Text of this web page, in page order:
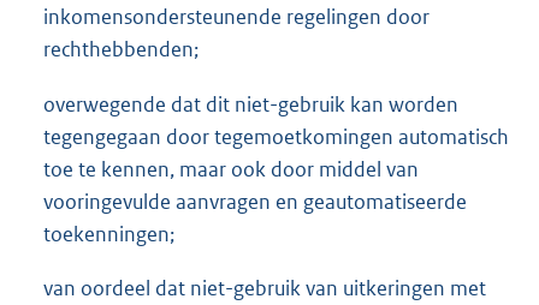
inkomensondersteunende regelingen door
rechthebbenden;
overwegende dat dit niet-gebruik kan worden
tegengegaan door tegemoetkomingen automatisch
toe te kennen, maar ook door middel van
vooringevulde aanvragen en geautomatiseerde
toekenningen;
van oordeel dat niet-gebruik van uitkeringen met